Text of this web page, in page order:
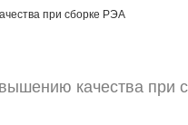
при сборке РЭА
качества при